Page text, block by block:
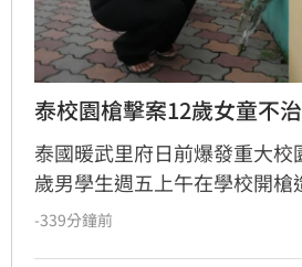
泰校園槍擊案12歲女童不
泰國暖武里府日前爆發重大
歲男學生週五上午在學校開槍
傷，之後舉槍自盡，且嫌犯被
-339分鐘前